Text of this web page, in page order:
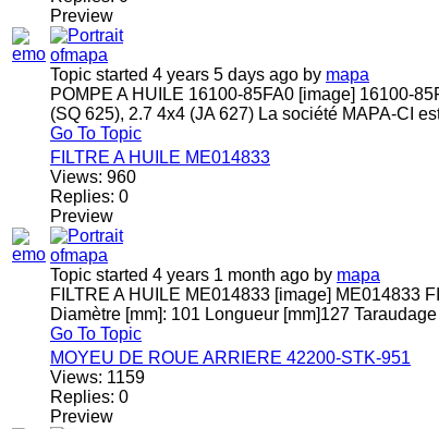
Preview
Topic started 4 years 5 days ago by mapa
POMPE A HUILE 16100-85FA0 [image] 16100-
(SQ 625), 2.7 4x4 (JA 627) La société MAPA-CI
Go To Topic
FILTRE A HUILE ME014833
Views: 960
Replies: 0
Preview
Topic started 4 years 1 month ago by mapa
FILTRE A HUILE ME014833 [image] ME014833
Diamètre [mm]: 101 Longueur [mm]127
Go To Topic
MOYEU DE ROUE ARRIERE 42200-STK-951
Views: 1159
Replies: 0
Preview